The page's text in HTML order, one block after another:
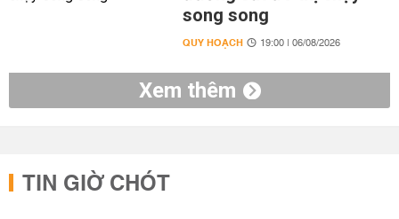
song song
QUY HOẠCH 19:00 | 06/08/2026
Xem thêm
TIN GIỜ CHÓT